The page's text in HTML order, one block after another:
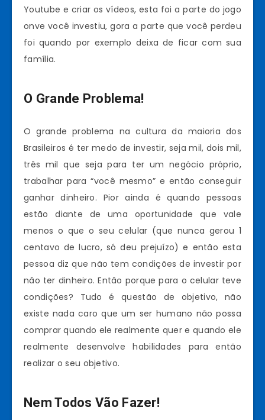
Youtube e criar os vídeos, esta foi a parte do jogo
onve você investiu, gora a parte que você perdeu
foi quando por exemplo deixa de ficar com sua
família.
O Grande Problema!
O grande problema na cultura da maioria dos
Brasileiros é ter medo de investir, seja mil, dois mil,
três mil que seja para ter um negócio próprio,
trabalhar para “você mesmo” e então conseguir
ganhar dinheiro. Pior ainda é quando pessoas
estão diante de uma oportunidade que vale
menos o que o seu celular (que nunca gerou 1
centavo de lucro, só deu prejuízo) e então esta
pessoa diz que não tem condições de investir por
não ter dinheiro. Então porque para o celular teve
condições? Tudo é questão de objetivo, não
existe nada caro que um ser humano não possa
comprar quando ele realmente quer e quando ele
realmente desenvolve habilidades para então
realizar o seu objetivo.
Nem Todos Vão Fazer!